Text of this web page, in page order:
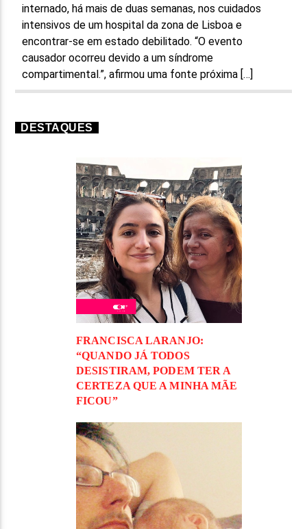
internado, há mais de duas semanas, nos cuidados
intensivos de um hospital da zona de Lisboa e
encontrar-se em estado debilitado. “O evento
causador ocorreu devido a um síndrome
compartimental.”, afirmou uma fonte próxima […]
DESTAQUES
FRANCISCA LARANJO:
“QUANDO JÁ TODOS
DESISTIRAM, PODEM TER A
CERTEZA QUE A MINHA MÃE
FICOU”